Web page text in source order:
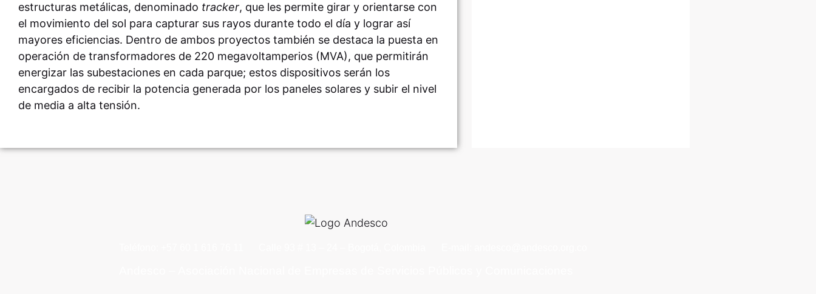
estructuras metálicas, denominado tracker, que les permite girar y orientarse con
el movimiento del sol para capturar sus rayos durante todo el día y lograr así
mayores eficiencias. Dentro de ambos proyectos también se destaca la puesta en
operación de transformadores de 220 megavoltamperios (MVA), que permitirán
energizar las subestaciones en cada parque; estos dispositivos serán los
encargados de recibir la potencia generada por los paneles solares y subir el nivel
de media a alta tensión.